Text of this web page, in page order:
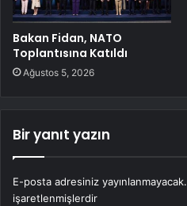
Bakan Fidan, NATO
Toplantısına Katıldı
Ağustos 5, 2026
Bir yanıt yazın
E-posta adresiniz yayınlanmayacak.
işaretlenmişlerdir